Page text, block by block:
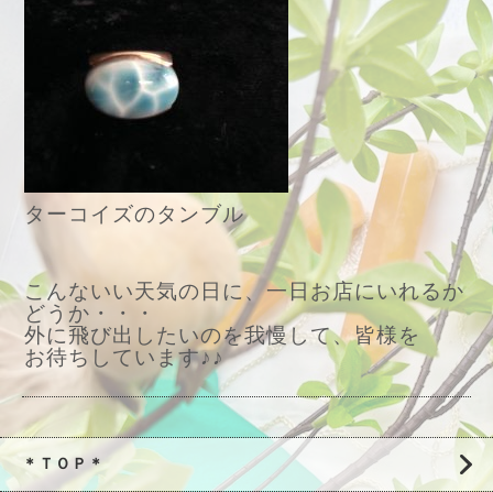
ターコイズのタンブル
こんないい天気の日に、一日お店にいれるか
どうか・・・
外に飛び出したいのを我慢して、皆様を
お待ちしています♪♪
＊ＴＯＰ＊